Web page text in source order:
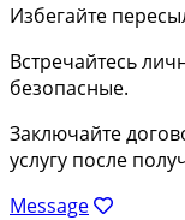
Избегайте
Встречайтесь
безопасные.
Заключайте
услугу после
Message